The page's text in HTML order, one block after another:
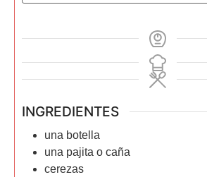
INGREDIENTES
una botella
una pajita o caña
cerezas